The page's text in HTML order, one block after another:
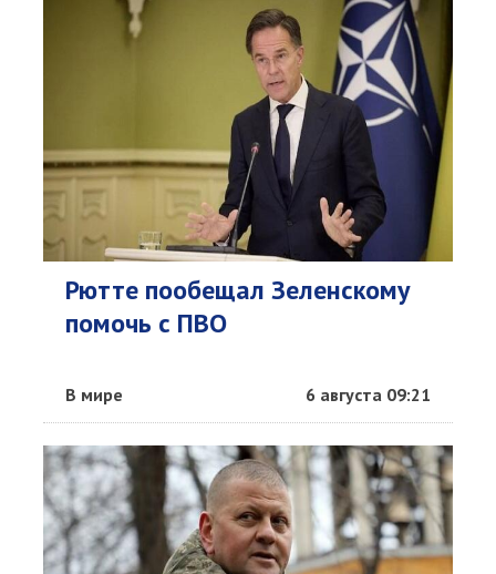
Рютте пообещал Зеленскому
помочь с ПВО
В мире 6 августа 09:21